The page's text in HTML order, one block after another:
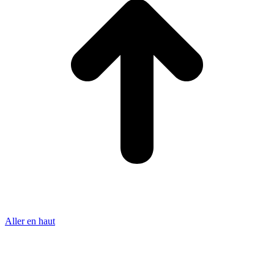
Aller en haut